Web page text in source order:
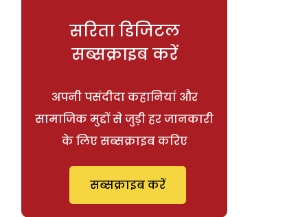
सरिता डिजिटल
सब्सक्राइब करें
अपनी पसंदीदा कहानियां और
सामाजिक मुद्दों से जुड़ी हर जानकारी
के लिए सब्सक्राइब करिए
सब्सक्राइब करें